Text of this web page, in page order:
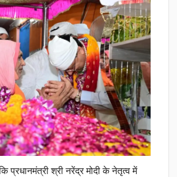
प्रधानमंत्री श्री नरेंद्र मोदी के नेतृत्व में